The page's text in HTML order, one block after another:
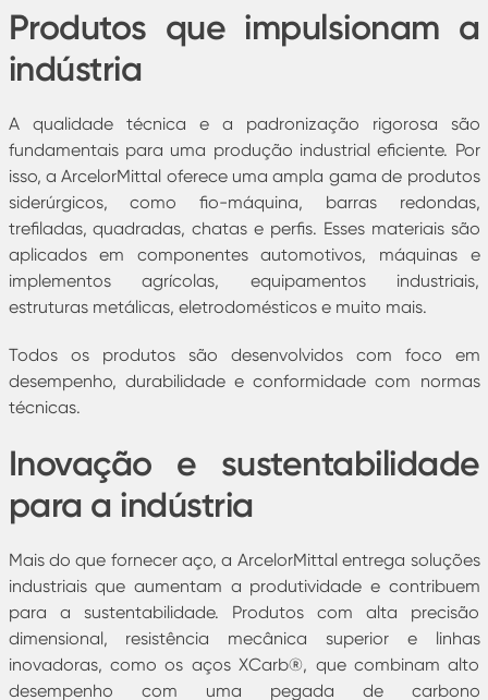
Produtos que impulsionam a
indústria
A qualidade técnica e a padronização rigorosa são
fundamentais para uma produção industrial eficiente. Por
isso, a ArcelorMittal oferece uma ampla gama de produtos
siderúrgicos, como fio-máquina, barras redondas,
trefiladas, quadradas, chatas e perfis. Esses materiais são
aplicados em componentes automotivos, máquinas e
implementos agrícolas, equipamentos industriais,
estruturas metálicas, eletrodomésticos e muito mais.
Todos os produtos são desenvolvidos com foco em
desempenho, durabilidade e conformidade com normas
técnicas.
Inovação e sustentabilidade
para a indústria
Mais do que fornecer aço, a ArcelorMittal entrega soluções
industriais que aumentam a produtividade e contribuem
para a sustentabilidade. Produtos com alta precisão
dimensional, resistência mecânica superior e linhas
inovadoras, como os aços XCarb®, que combinam alto
desempenho com uma pegada de carbono